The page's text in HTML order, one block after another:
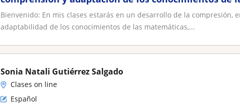
matemáticas en niños y jovenes
Bienvenido: En mis clases estarás en un desarrollo de la compresión,
adaptabilidad de los conocimientos de las matemáticas,...
Sonia Natali Gutiérrez Salgado
Clases on line
Español